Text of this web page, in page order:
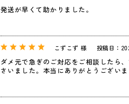
発送が早くて助かりました。
こずこず 様 投稿日：
ダメ元で急ぎのご対応をご相談したら
さいました。本当にありがとうございま